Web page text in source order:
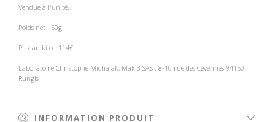
Vendue à l'unité. .
Poids net : 50g.
Prix au kilo : 114€
Laboratoire Christophe Michalak, Mak 3 SAS : 8-10 rue des Cévennes 94150
Rungis
INFORMATION PRODUIT